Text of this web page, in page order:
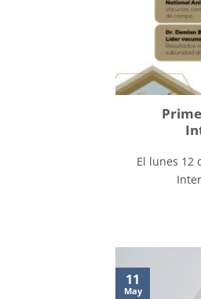
El lunes 12
11
May